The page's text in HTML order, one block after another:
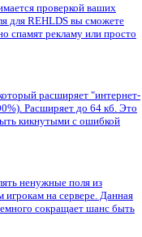
проверкой ваших
для REHLDS вы сможете
спамят рекламу или просто
расширяет "интернет-
Расширяет до 64 кб. Это
кикнутыми с ошибкой
ненужные поля из
игрокам на сервере. Данная
сокращает шанс быть